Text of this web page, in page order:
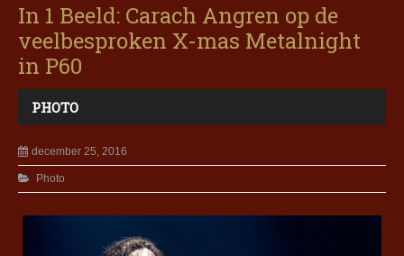
In 1 Beeld: Carach Angren op de
veelbesproken X-mas Metalnight
in P60
PHOTO
december 25, 2016
Photo